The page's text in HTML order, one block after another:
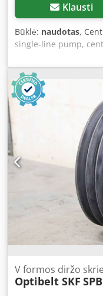
Klausti
Būklė: naudotas,
single-line pump,
lubrication pump,
central lubrication
Manufacturer: SKF
single-line pump
TSM 22-8 - Model:
approx. 1.8 l -
Dimensions: 220/
Rk Tps Adyjf
V formos diržo
Optibelt SKF